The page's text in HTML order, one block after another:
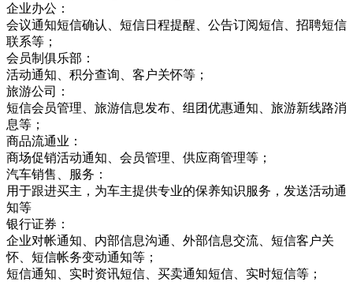
企业办公：
会议通知短信确认、短信日程提醒、公告订阅短信、招聘短信
联系等；
会员制俱乐部：
活动通知、积分查询、客户关怀等；
旅游公司：
短信会员管理、旅游信息发布、组团优惠通知、旅游新线路消
息等；
商品流通业：
商场促销活动通知、会员管理、供应商管理等；
汽车销售、服务：
用于跟进买主，为车主提供专业的保养知识服务，发送活动通
知等
银行证券：
企业对帐通知、内部信息沟通、外部信息交流、短信客户关
怀、短信帐务变动通知等；
短信通知、实时资讯短信、买卖通知短信、实时短信等；